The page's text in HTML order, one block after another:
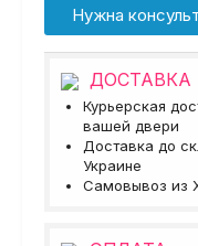
Нужна
ДОСТАВКА
Курьерская
вашей двери
Доставка до
Украине
Самовывоз из